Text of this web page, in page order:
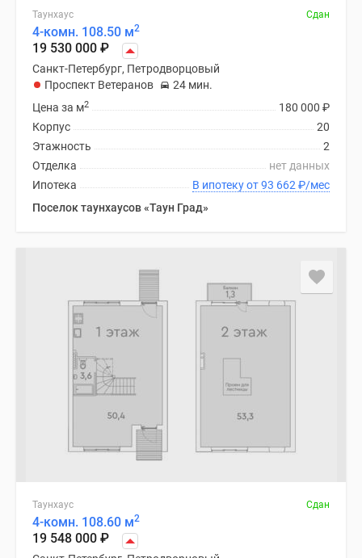
Таунхаус Сдан
4-комн. 108.50 м2
19 530 000 ₽
Санкт-Петербург, Петродворцовый
Проспект Ветеранов
24 мин.
180 000 ₽
Цена за м2
20
Корпус
2
Этажность
нет данных
Отделка
В ипотеку от 93 662 ₽/мес
Ипотека
Поселок таунхаусов «Таун Град»
Таунхаус Сдан
4-комн. 108.60 м2
19 548 000 ₽